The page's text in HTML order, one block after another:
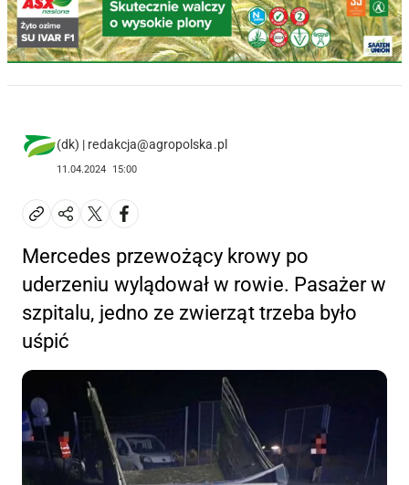
(dk) | redakcja@agropolska.pl
11.04.2024 15:00
Mercedes przewożący krowy po
uderzeniu wylądował w rowie. Pasażer w
szpitalu, jedno ze zwierząt trzeba było
uśpić